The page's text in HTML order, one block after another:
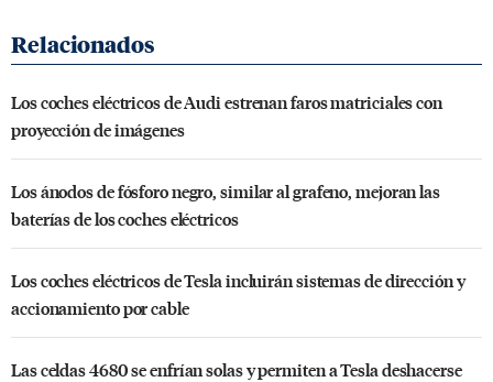
Los coches eléctricos de Audi estrenan faros matriciales con
proyección de imágenes
Los ánodos de fósforo negro, similar al grafeno, mejoran las
baterías de los coches eléctricos
Los coches eléctricos de Tesla incluirán sistemas de dirección y
accionamiento por cable
Las celdas 4680 se enfrían solas y permiten a Tesla deshacerse